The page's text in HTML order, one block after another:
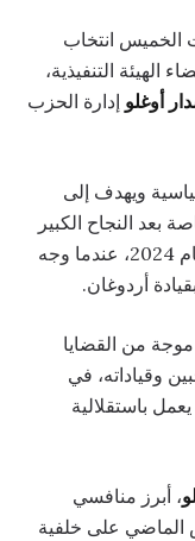
الخميس انتخاب
التنفيذية،
أوغلو إدارة الحزب
ويهدف إلى
بعد النجاح الكبير
الذي حققه الحزب في الانتخابات البلدية عام 2024، عندما وجه
أردوغان.
من القضايا
وقياداته، في
باستقلالية
، أبرز منافسي
الماضي على خلفية